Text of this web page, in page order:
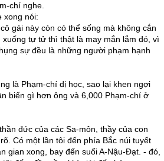
chí nghe.
nói:
gái này còn có thể sống mà không cắn
tự tử thì thật là may mắn lắm đó, vì
sự đều là những người phạm hạnh
là Phạm-chí dị học, sao lại khen ngợi
biến gì hơn ông và 6,000 Phạm-chí ở
đức của các Sa-môn, thầy của con
Có một lần tôi đến phía Bắc núi tuyết
gian xong, bay đến suối A-Nậu-Đạt. - đó,